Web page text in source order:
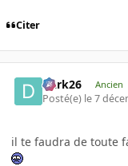
Citer
Dark26 Ancien
Posté(e) le 7
il te faudra de toute